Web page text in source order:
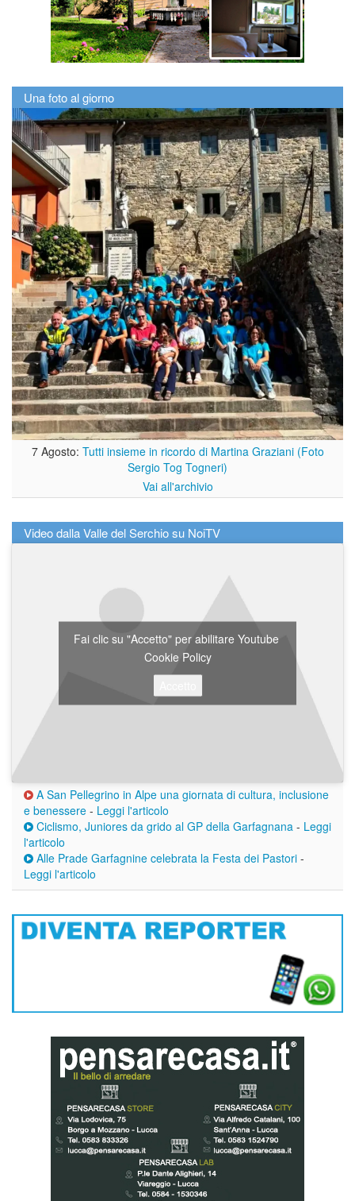
Una foto al giorno
7 Agosto: Tutti insieme in ricordo di Martina Graziani (Foto
Sergio Tog Togneri)
Vai all'archivio
Video dalla Valle del Serchio su NoiTV
Fai clic su "Accetto" per abilitare Youtube
Cookie Policy
A San Pellegrino in Alpe una giornata di cultura, inclusione
e benessere - Leggi l'articolo
Ciclismo, Juniores da grido al GP della Garfagnana - Leggi
l'articolo
Alle Prade Garfagnine celebrata la Festa dei Pastori -
Leggi l'articolo